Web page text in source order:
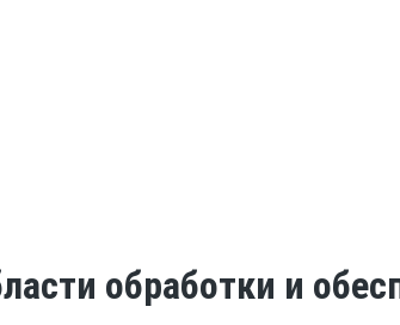
обработки и